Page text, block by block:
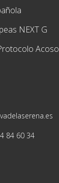
NEXT G
Acoso
84 60 34